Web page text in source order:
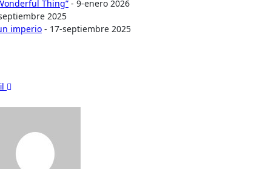
Thing” - 9-enero 2026
2025
imperio - 17-septiembre 2025